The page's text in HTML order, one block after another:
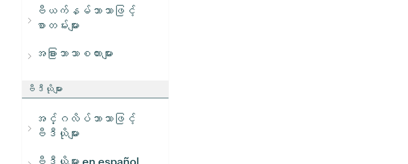
ဗီယက်နမ်ဘာသာဖြင့်
စာတမ်းများ
အခြားဘာသာစကားများ
ဗီဒီယိုများ
အင်္ဂလိပ်ဘာသာဖြင့်
ဗီဒီယိုများ